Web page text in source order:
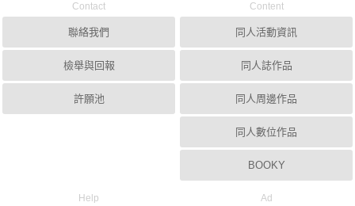
Contact
聯絡我們
檢舉與回報
許願池
Content
同人活動資訊
同人誌作品
同人周邊作品
同人數位作品
BOOKY
Help Ad